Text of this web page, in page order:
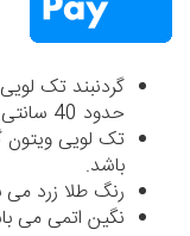
گردنبند تک
حدود 40 سانتی متر می باشد.
باشد.
رنگ طلا زرد می
نگین اتمی می